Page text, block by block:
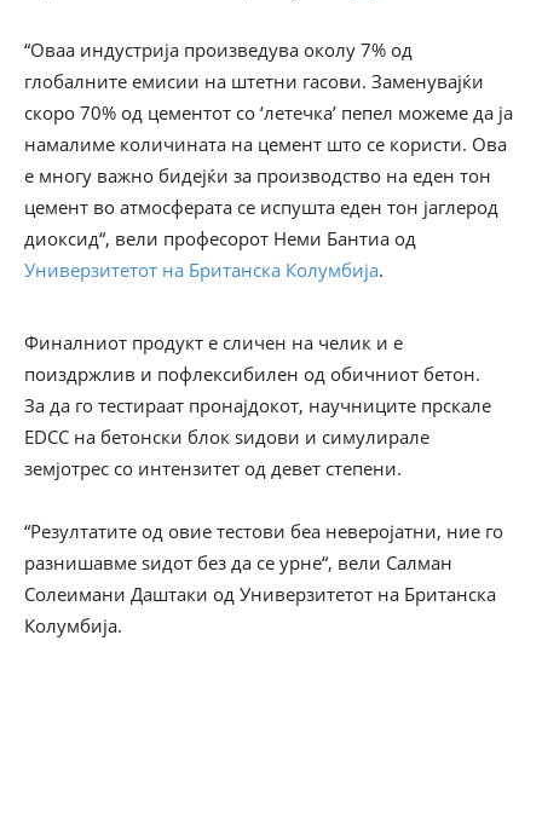
“Оваа индустрија произведува околу 7% од
глобалните емисии на штетни гасови. Заменувајќи
скоро 70% од цементот со ‘летечка’ пепел можеме да ја
намалиме количината на цемент што се користи. Ова
е многу важно бидејќи за производство на еден тон
цемент во атмосферата се испушта еден тон јаглерод
диоксид“, вели професорот Неми Бантиа од
Универзитетот на Британска Колумбија.
Финалниот продукт е сличен на челик и е
поиздржлив и пофлексибилен од обичниот бетон.
За да го тестираат пронајдокот, научниците прскале
EDCC на бетонски блок ѕидови и симулирале
земјотрес со интензитет од девет степени.
“Резултатите од овие тестови беа неверојатни, ние го
разнишавме ѕидот без да се урне“, вели Салман
Солеимани Даштаки од Универзитетот на Британска
Колумбија.